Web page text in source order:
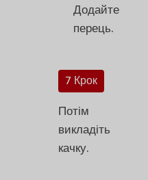
Додайте
перець.
7 Крок
Потім
викладіть
качку.